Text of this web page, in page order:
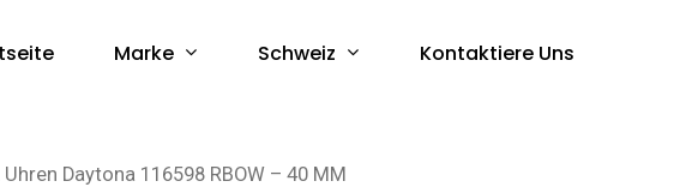
Marke Schweiz Kontaktiere Uns
Daytona 116598 RBOW – 40 MM